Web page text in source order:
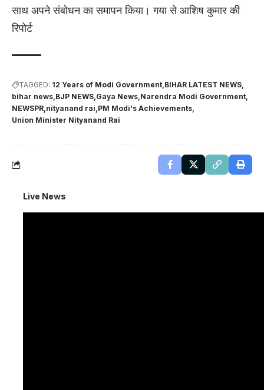
साथ अपने संबोधन का समापन किया। गया से आशिष कुमार की
रिपोर्ट
TAGGED: 12 Years of Modi Government BIHAR LATEST NEWS
bihar news BJP NEWS Gaya News Narendra Modi Government
NEWSPR nityanand rai PM Modi's Achievements
Union Minister Nityanand Rai
Live News